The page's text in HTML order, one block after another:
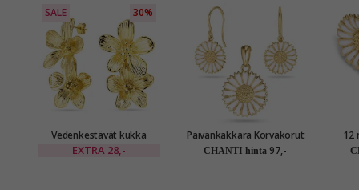
SALE 30%
Vedenkestävät kukka
korvarenkaat kullattu teräs
EXTRA 28,-
Päivänkakkara Korvakorut
ja riipukset kullattua
CHANTI hinta 97,-
12